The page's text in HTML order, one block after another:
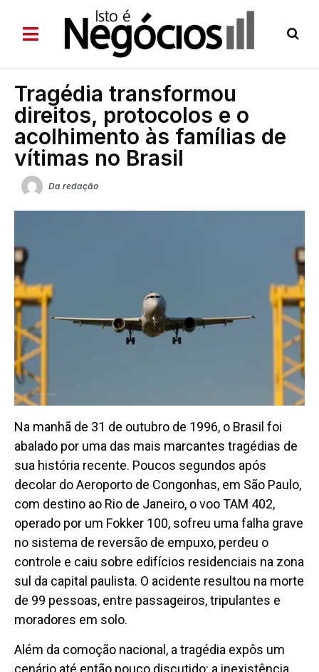
Tragédia transformou
direitos, protocolos e o
acolhimento às famílias de
vítimas no Brasil
Da redação
Na manhã de 31 de outubro de 1996, o Brasil foi
abalado por uma das mais marcantes tragédias de
sua história recente. Poucos segundos após
decolar do Aeroporto de Congonhas, em São Paulo,
com destino ao Rio de Janeiro, o voo TAM 402,
operado por um Fokker 100, sofreu uma falha grave
no sistema de reversão de empuxo, perdeu o
controle e caiu sobre edifícios residenciais na zona
sul da capital paulista. O acidente resultou na morte
de 99 pessoas, entre passageiros, tripulantes e
moradores em solo.
Além da comoção nacional, a tragédia expôs um
cenário até então pouco discutido: a inexistência